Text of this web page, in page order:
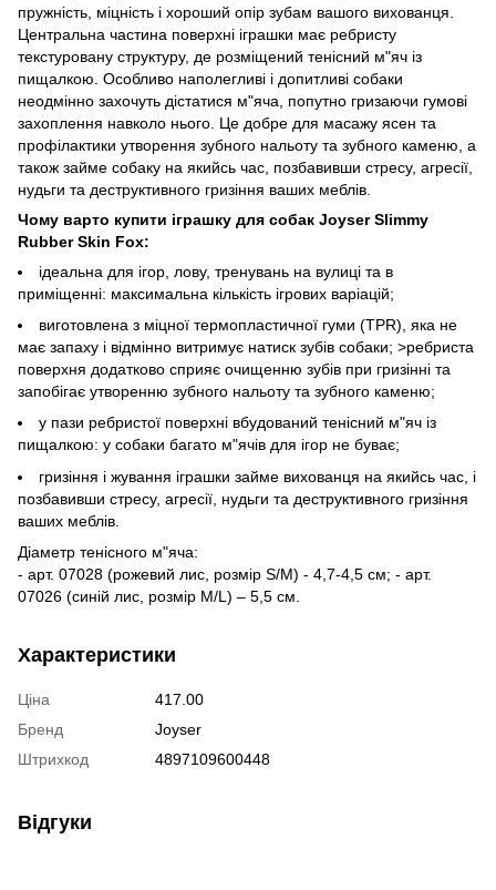
пружність, міцність і хороший опір зубам вашого вихованця.
Центральна частина поверхні іграшки має ребристу
текстуровану структуру, де розміщений тенісний м"яч із
пищалкою. Особливо наполегливі і допитливі собаки
неодмінно захочуть дістатися м"яча, попутно гризаючи гумові
захоплення навколо нього. Це добре для масажу ясен та
профілактики утворення зубного нальоту та зубного каменю, а
також займе собаку на якийсь час, позбавивши стресу, агресії,
нудьги та деструктивного гризіння ваших меблів.
Чому варто купити іграшку для собак Joyser Slimmy
Rubber Skin Fox:
ідеальна для ігор, лову, тренувань на вулиці та в
приміщенні: максимальна кількість ігрових варіацій;
виготовлена з міцної термопластичної гуми (TPR), яка не
має запаху і відмінно витримує натиск зубів собаки; >ребриста
поверхня додатково сприяє очищенню зубів при гризінні та
запобігає утворенню зубного нальоту та зубного каменю;
у пази ребристої поверхні вбудований тенісний м"яч із
пищалкою: у собаки багато м"ячів для ігор не буває;
гризіння і жування іграшки займе вихованця на якийсь час, і
позбавивши стресу, агресії, нудьги та деструктивного гризіння
ваших меблів.
Діаметр тенісного м"яча:
- арт. 07028 (рожевий лис, розмір S/M) - 4,7-4,5 см; - арт.
07026 (синій лис, розмір M/L) – 5,5 см.
Характеристики
Ціна
417.00
Бренд
Joyser
Штрихкод
4897109600448
Відгуки